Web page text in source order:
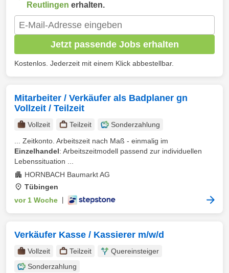
Reutlingen erhalten.
Jetzt passende Jobs erhalten
Kostenlos. Jederzeit mit einem Klick abbestellbar.
Mitarbeiter / Verkäufer als Badplaner gn
Vollzeit / Teilzeit
Vollzeit Teilzeit
Sonderzahlung
... Zeitkonto. Arbeitszeit nach Maß - einmalig im
Einzelhandel: Arbeitszeitmodell passend zur individuellen
Lebenssituation ...
HORNBACH Baumarkt AG
Tübingen
vor 1 Woche
Verkäufer Kasse / Kassierer m/w/d
Vollzeit Teilzeit
Quereinsteiger
Sonderzahlung